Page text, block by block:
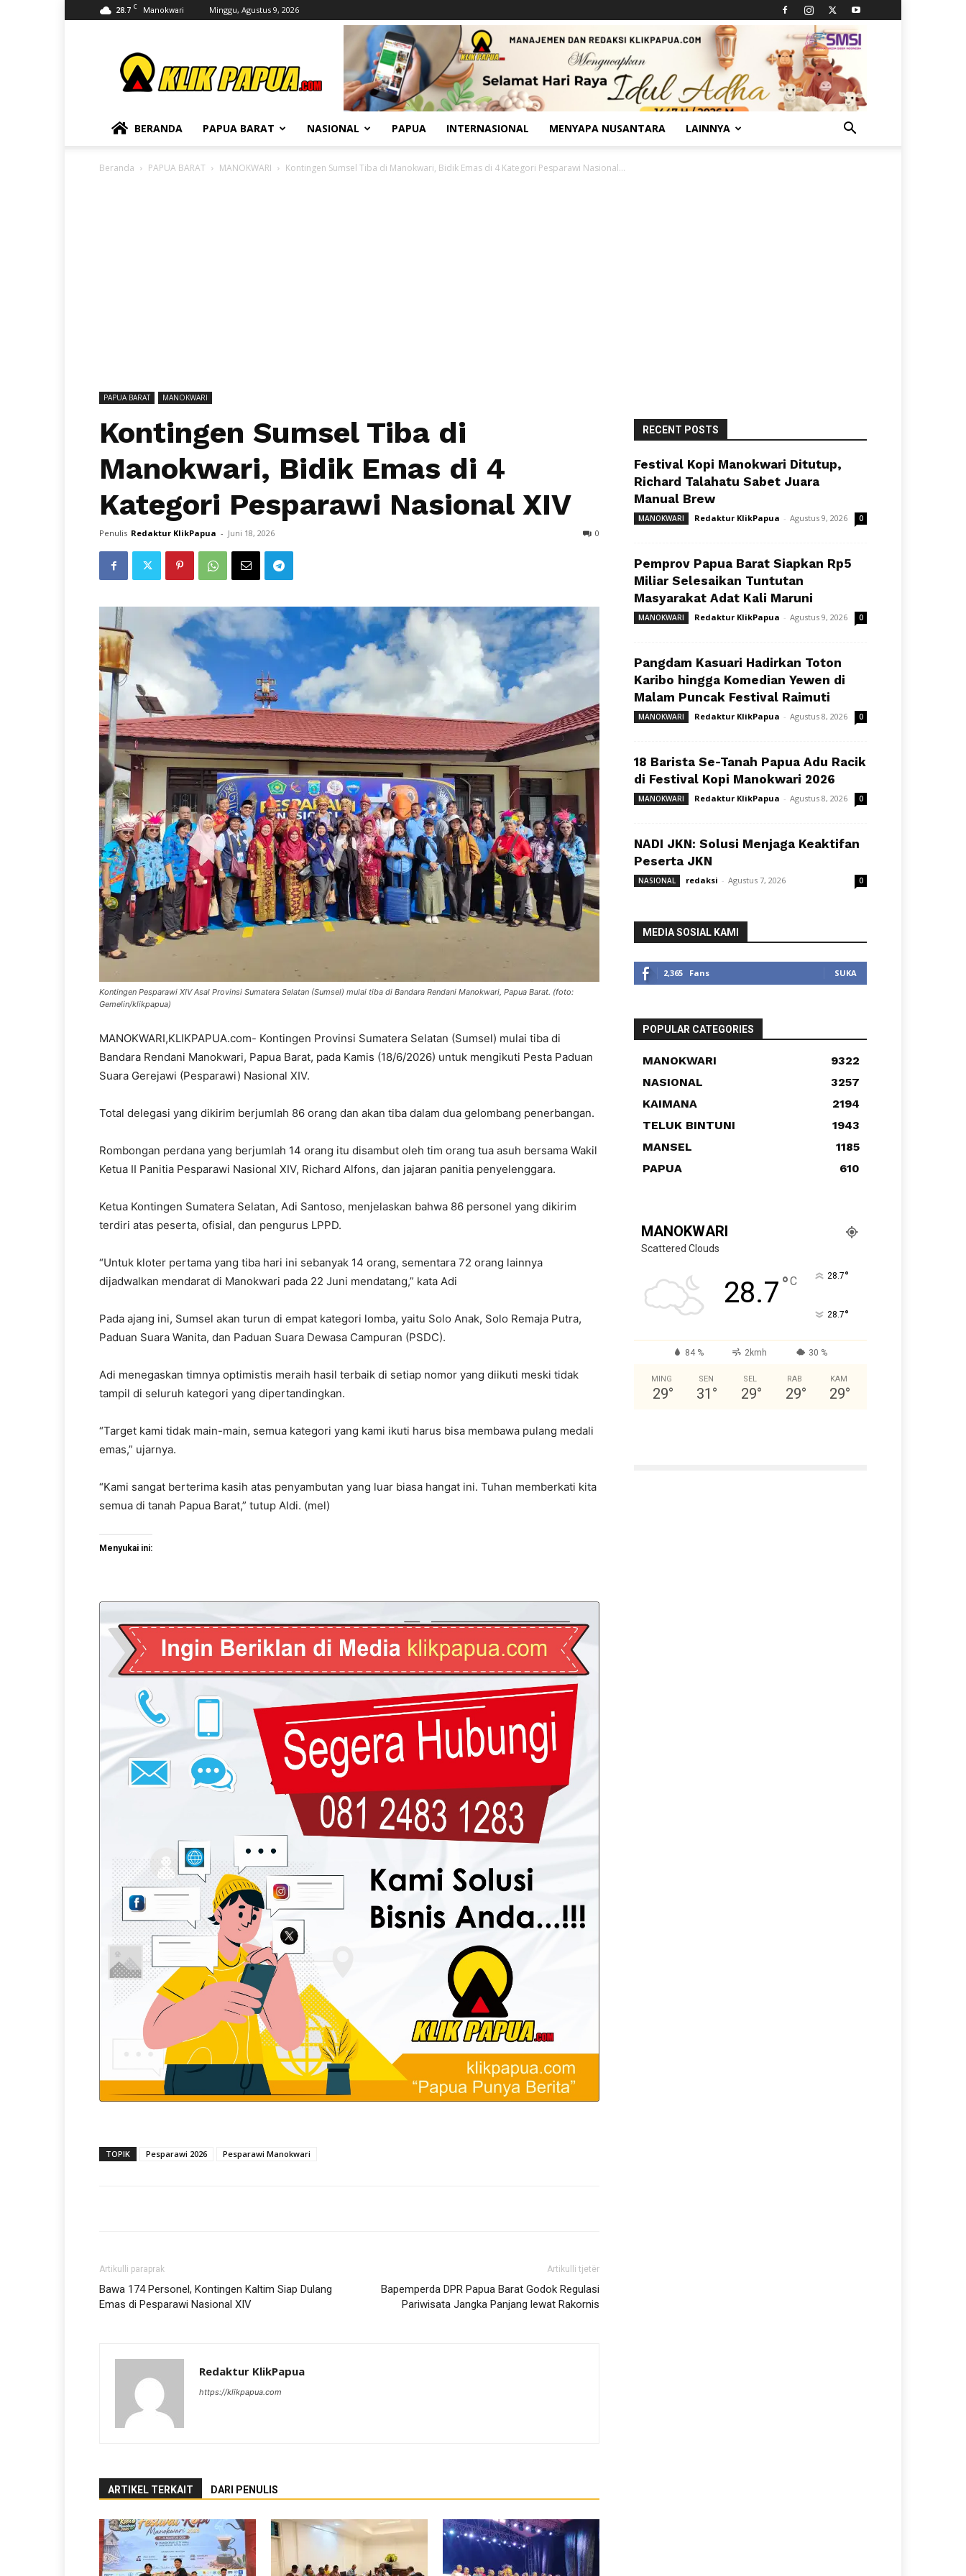
28.7 C Manokwari Minggu, Agustus 9, 2026
BERANDA PAPUA BARAT NASIONAL PAPUA INTERNASIONAL MENYAPA NUSANTARA LAINNYA
Beranda PAPUA BARAT MANOKWARI Kontingen Sumsel Tiba di Manokwari, Bidik Emas di 4 Kategori Pesparawi Nasional...
PAPUA BARAT MANOKWARI
Kontingen Sumsel Tiba di
Manokwari, Bidik Emas di 4
Kategori Pesparawi Nasional XIV
Penulis Redaktur KlikPapua - Juni 18, 2026 0
Kontingen Pesparawi XIV Asal Provinsi Sumatera Selatan (Sumsel) mulai tiba di Bandara Rendani Manokwari, Papua Barat. (foto:
Gemelin/klikpapua)
MANOKWARI,KLIKPAPUA.com- Kontingen Provinsi Sumatera Selatan (Sumsel) mulai tiba di
Bandara Rendani Manokwari, Papua Barat, pada Kamis (18/6/2026) untuk mengikuti Pesta Paduan
Suara Gerejawi (Pesparawi) Nasional XIV.
Total delegasi yang dikirim berjumlah 86 orang dan akan tiba dalam dua gelombang penerbangan.
Rombongan perdana yang berjumlah 14 orang itu disambut oleh tim orang tua asuh bersama Wakil
Ketua II Panitia Pesparawi Nasional XIV, Richard Alfons, dan jajaran panitia penyelenggara.
Ketua Kontingen Sumatera Selatan, Adi Santoso, menjelaskan bahwa 86 personel yang dikirim
terdiri atas peserta, ofisial, dan pengurus LPPD.
“Untuk kloter pertama yang tiba hari ini sebanyak 14 orang, sementara 72 orang lainnya
dijadwalkan mendarat di Manokwari pada 22 Juni mendatang,” kata Adi
Pada ajang ini, Sumsel akan turun di empat kategori lomba, yaitu Solo Anak, Solo Remaja Putra,
Paduan Suara Wanita, dan Paduan Suara Dewasa Campuran (PSDC).
Adi menegaskan timnya optimistis meraih hasil terbaik di setiap nomor yang diikuti meski tidak
tampil di seluruh kategori yang dipertandingkan.
“Target kami tidak main-main, semua kategori yang kami ikuti harus bisa membawa pulang medali
emas,” ujarnya.
“Kami sangat berterima kasih atas penyambutan yang luar biasa hangat ini. Tuhan memberkati kita
semua di tanah Papua Barat,” tutup Aldi. (mel)
Menyukai ini:
TOPIK Pesparawi 2026 Pesparawi Manokwari
Artikulli paraprak
Bawa 174 Personel, Kontingen Kaltim Siap Dulang
Emas di Pesparawi Nasional XIV
Artikulli tjetër
Bapemperda DPR Papua Barat Godok Regulasi
Pariwisata Jangka Panjang lewat Rakornis
Redaktur KlikPapua
https://klikpapua.com
ARTIKEL TERKAIT DARI PENULIS
RECENT POSTS
Festival Kopi Manokwari Ditutup,
Richard Talahatu Sabet Juara
Manual Brew
MANOKWARI Redaktur KlikPapua - Agustus 9, 2026 0
Pemprov Papua Barat Siapkan Rp5
Miliar Selesaikan Tuntutan
Masyarakat Adat Kali Maruni
MANOKWARI Redaktur KlikPapua - Agustus 9, 2026 0
Pangdam Kasuari Hadirkan Toton
Karibo hingga Komedian Yewen di
Malam Puncak Festival Raimuti
MANOKWARI Redaktur KlikPapua - Agustus 8, 2026 0
18 Barista Se-Tanah Papua Adu Racik
di Festival Kopi Manokwari 2026
MANOKWARI Redaktur KlikPapua - Agustus 8, 2026 0
NADI JKN: Solusi Menjaga Keaktifan
Peserta JKN
NASIONAL redaksi - Agustus 7, 2026 0
MEDIA SOSIAL KAMI
2,365 Fans SUKA
POPULAR CATEGORIES
MANOKWARI
9322
NASIONAL
3257
KAIMANA
2194
TELUK BINTUNI
1943
MANSEL
1185
PAPUA
610
MANOKWARI
Scattered Clouds
28.7°C 28.7°
28.7°
84 % 2kmh 30 %
MING
29°
SEN
31 °
SEL
29°
RAB
29°
KAM
29°